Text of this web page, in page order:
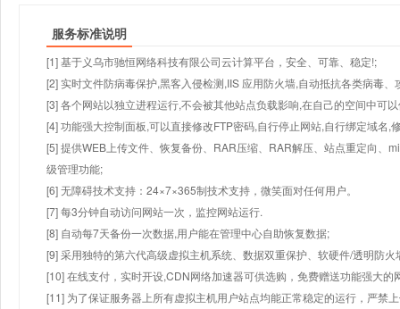
服务标准说明
[1] 基于义乌市驰恒网络科技有限公司云计算平台，安全、可靠、稳定!;
[2] 实时文件防病毒保护,黑客入侵检测,IIS 应用防火墙,自动抵抗各类病毒、
[3] 各个网站以独立进程运行,不会被其他站点负载影响,在自己的空间中可
[4] 功能强大控制面板,可以直接修改FTP密码,自行停止网站,自行绑定域名,
[5] 提供WEB上传文件、恢复备份、RAR压缩、RAR解压、站点重定向、
级管理功能;
[6] 无障碍技术支持：24×7×365制技术支持，微笑面对任何用户。
[7] 每3分钟自动访问网站一次，监控网站运行.
[8] 自动每7天备份一次数据,用户能在管理中心自助恢复数据;
[9] 采用独特的第六代高级虚拟主机系统、数据双重保护、软硬件/透明防火
[10] 在线支付，实时开设,CDN网络加速器可供选购，免费赠送功能强大
[11] 为了保证服务器上所有虚拟主机用户站点均能正常稳定的运行，严禁